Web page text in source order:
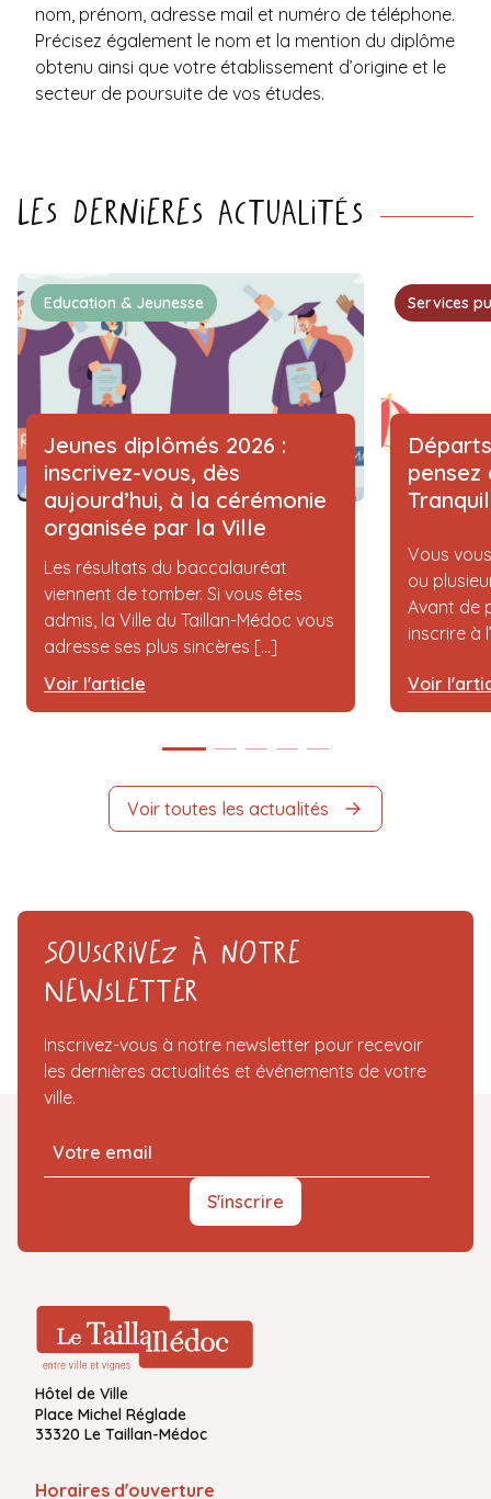
nom, prénom, adresse mail et numéro de téléphone.
Précisez également le nom et la mention du diplôme
obtenu ainsi que votre établissement d’origine et le
secteur de poursuite de vos études.
Les dernieres actualités
Education & Jeunesse
Jeunes diplômés 2026 :
inscrivez-vous, dès
aujourd’hui, à la cérémonie
organisée par la Ville
Les résultats du baccalauréat
viennent de tomber. Si vous êtes
admis, la Ville du Taillan-Médoc vous
adresse ses plus sincères [...]
Voir l'article
Services
pensez
Vous
ou
Avant de
inscrire à
Voir
Voir toutes les actualités
Souscrivez à notre
Newsletter
Inscrivez-vous à notre newsletter pour recevoir
les dernières actualités et événements de votre
ville.
S'inscrire
Hôtel de Ville
Place Michel Réglade
33320 Le Taillan-Médoc
Horaires d'ouverture